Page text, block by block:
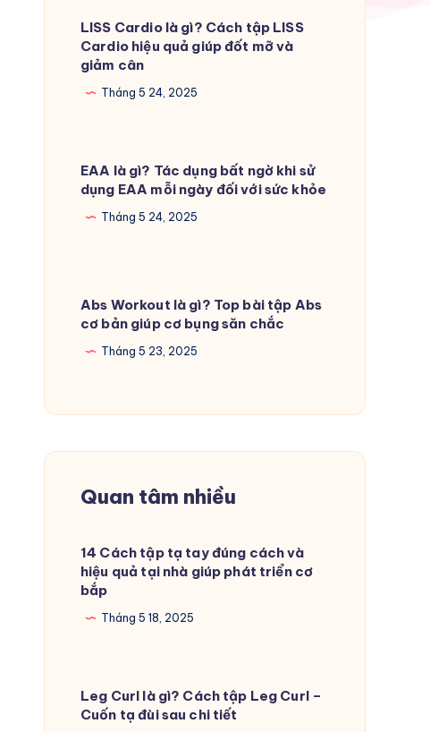
LISS Cardio là gì? Cách tập LISS
Cardio hiệu quả giúp đốt mỡ và
giảm cân
Tháng 5 24, 2025
EAA là gì? Tác dụng bất ngờ khi sử
dụng EAA mỗi ngày đối với sức khỏe
Tháng 5 24, 2025
Abs Workout là gì? Top bài tập Abs
cơ bản giúp cơ bụng săn chắc
Tháng 5 23, 2025
Quan tâm nhiều
14 Cách tập tạ tay đúng cách và
hiệu quả tại nhà giúp phát triển cơ
bắp
Tháng 5 18, 2025
Leg Curl là gì? Cách tập Leg Curl –
Cuốn tạ đùi sau chi tiết